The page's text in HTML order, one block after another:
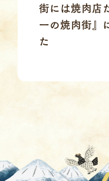
街には焼肉店
一の焼肉街』
た